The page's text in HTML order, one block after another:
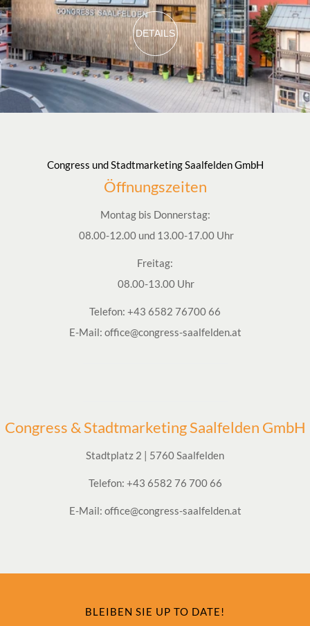
DETAILS
Congress und Stadtmarketing Saalfelden GmbH
Öffnungszeiten
Montag bis Donnerstag:
08.00-12.00 und 13.00-17.00 Uhr
Freitag:
08.00-13.00 Uhr
Telefon: +43 6582 76700 66
E-Mail: office@congress-saalfelden.at
Congress & Stadtmarketing Saalfelden GmbH
Stadtplatz 2 | 5760 Saalfelden
Telefon: +43 6582 76 700 66
E-Mail: office@congress-saalfelden.at
BLEIBEN SIE UP TO DATE!